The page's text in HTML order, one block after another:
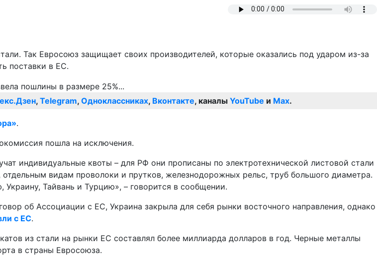
Так Евросоюз защищает своих производителей, которые оказались под ударом из-за
поставки в ЕС.
, Telegram, Одноклассниках, Вконтакте, каналы YouTube и Max.
.
пошла на исключения.
индивидуальные квоты – для РФ они прописаны по электротехнической листовой стали
видам проволоки и прутков, железнодорожных рельс, труб большого диаметра.
Тайвань и Турцию», – говорится в сообщении.
об Ассоциации с ЕС, Украина закрыла для себя рынки восточного направления, однако
с ЕС.
из стали на рынки ЕС составлял более миллиарда долларов в год. Черные металлы
в страны Евросоюза.